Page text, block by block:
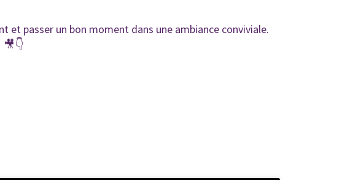
et passer un bon moment dans une ambiance conviviale.